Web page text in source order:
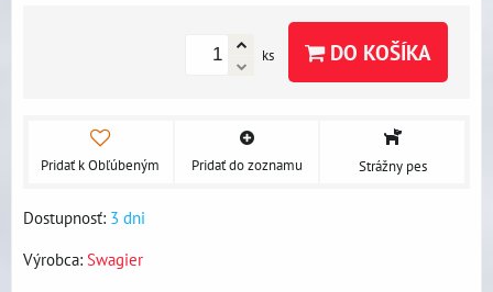
ks DO KOŠÍKA
Pridať k Obľúbeným Pridať do zoznamu Strážny pes
Dostupnosť: 3 dni
Výrobca: Swagier